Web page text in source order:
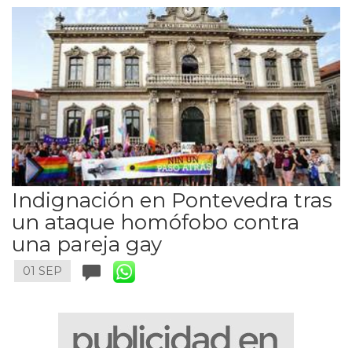
Indignación en Pontevedra tras
un ataque homófobo contra
una pareja gay
01 SEP